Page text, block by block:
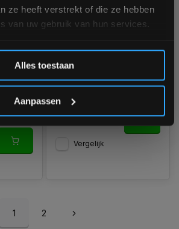
ze heeft verstrekt of die ze hebben
van uw gebruik van hun services.
Alles toestaan
Aanpassen
-10%
Niet op voorraad, vraag naar
Vergelijk
1 2
Inschrijven
vallen buiten de korting